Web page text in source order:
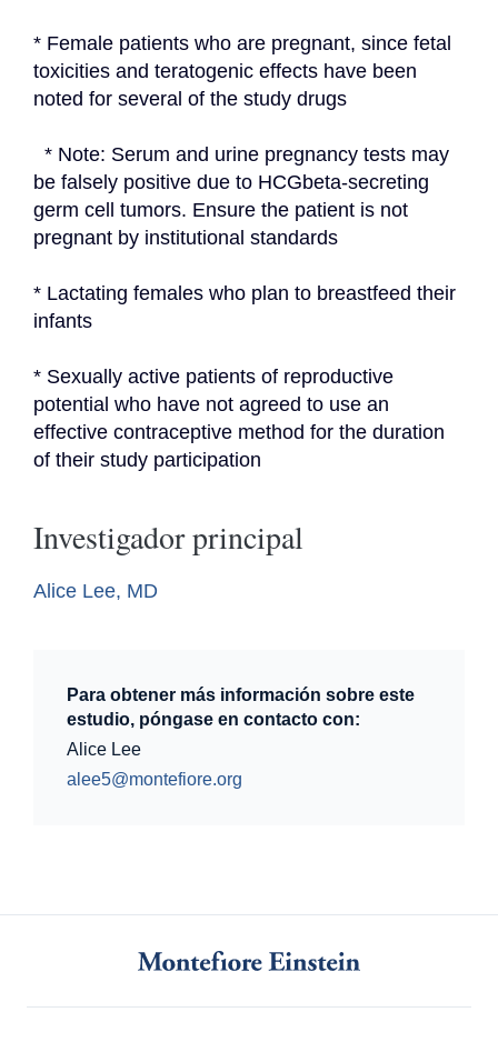
* Female patients who are pregnant, since fetal
toxicities and teratogenic effects have been
noted for several of the study drugs
be falsely positive due to HCGbeta-secreting
germ cell tumors. Ensure the patient is not
pregnant by institutional standards
* Lactating females who plan to breastfeed their
infants
* Sexually active patients of reproductive
potential who have not agreed to use an
effective contraceptive method for the duration
of their study participation
Investigador principal
Alice Lee, MD
Para obtener más información sobre este
estudio, póngase en contacto con:
Alice Lee
alee5@montefiore.org